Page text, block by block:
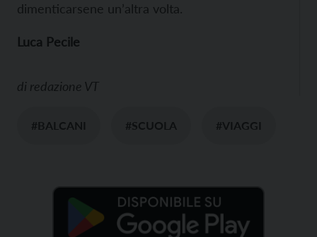
dimenticarsene un’altra volta.
Luca Pecile
di redazione VT
#BALCANI #SCUOLA #VIAGGI